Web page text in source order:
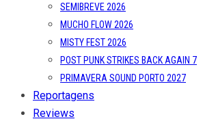
SEMIBREVE 2026
MUCHO FLOW 2026
MISTY FEST 2026
POST PUNK STRIKES BACK AGAIN 7
PRIMAVERA SOUND PORTO 2027
Reportagens
Reviews